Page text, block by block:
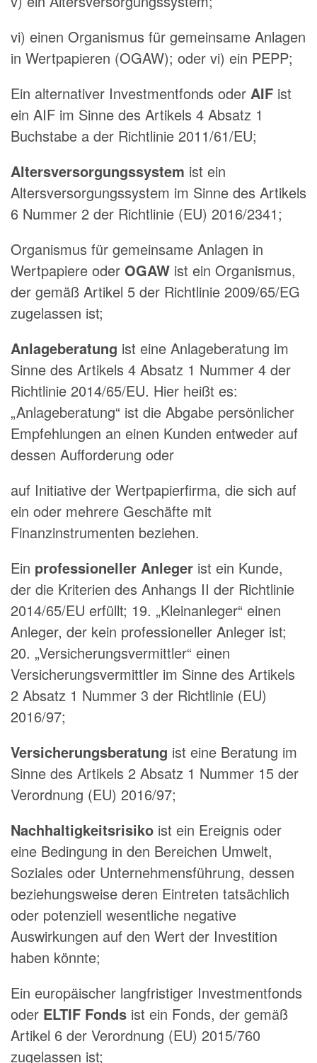
vi) einen Organismus für gemeinsame Anlagen
in Wertpapieren (OGAW); oder vi) ein PEPP;
Ein alternativer Investmentfonds oder AIF ist
ein AIF im Sinne des Artikels 4 Absatz 1
Buchstabe a der Richtlinie 2011/61/EU;
Altersversorgungssystem ist ein
Altersversorgungssystem im Sinne des Artikels
6 Nummer 2 der Richtlinie (EU) 2016/2341;
Organismus für gemeinsame Anlagen in
Wertpapiere oder OGAW ist ein Organismus,
der gemäß Artikel 5 der Richtlinie 2009/65/EG
zugelassen ist;
Anlageberatung ist eine Anlageberatung im
Sinne des Artikels 4 Absatz 1 Nummer 4 der
Richtlinie 2014/65/EU. Hier heißt es:
„Anlageberatung“ ist die Abgabe persönlicher
Empfehlungen an einen Kunden entweder auf
dessen Aufforderung oder
auf Initiative der Wertpapierfirma, die sich auf
ein oder mehrere Geschäfte mit
Finanzinstrumenten beziehen.
Ein professioneller Anleger ist ein Kunde,
der die Kriterien des Anhangs II der Richtlinie
2014/65/EU erfüllt; 19. „Kleinanleger“ einen
Anleger, der kein professioneller Anleger ist;
20. „Versicherungsvermittler“ einen
Versicherungsvermittler im Sinne des Artikels
2 Absatz 1 Nummer 3 der Richtlinie (EU)
2016/97;
Versicherungsberatung ist eine Beratung im
Sinne des Artikels 2 Absatz 1 Nummer 15 der
Verordnung (EU) 2016/97;
Nachhaltigkeitsrisiko ist ein Ereignis oder
eine Bedingung in den Bereichen Umwelt,
Soziales oder Unternehmensführung, dessen
beziehungsweise deren Eintreten tatsächlich
oder potenziell wesentliche negative
Auswirkungen auf den Wert der Investition
haben könnte;
Ein europäischer langfristiger Investmentfonds
oder ELTIF Fonds ist ein Fonds, der gemäß
Artikel 6 der Verordnung (EU) 2015/760
zugelassen ist;